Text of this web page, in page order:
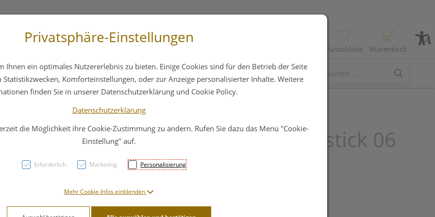
Wunschliste Warenkorb
Hautpflege Familie Nahrungsergänzung
Dr. Hauschka Lipstick 06
Azalea 4,1g
21,51 EUR
Privatsphäre-Einstellungen
Ihnen ein optimales Nutzererlebnis zu bieten. Einige Cookies sind für den Betrieb der Seite
Komforteinstellungen, oder zur Anzeige personalisierter Inhalte. Weitere
finden Sie in unserer Datenschutzerklärung und Cookie Policy.
Datenschutzerklärung
die Möglichkeit ihre Cookie-Zustimmung zu ändern. Rufen Sie dazu das Menü "Cookie-
Einstellung" auf.
Erforderlich Marketing Personalisierung
Mehr Cookie-Infos einblenden